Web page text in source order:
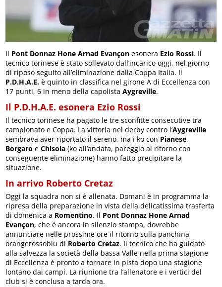
Il Pont Donnaz Hone Arnad Evançon esonera Ezio Rossi. Il
tecnico torinese è stato sollevato dall’incarico oggi, nel giorno
di riposo seguito all’eliminazione dalla Coppa Italia. Il
P.D.H.A.E. è quinto in classifica nel girone A di Eccellenza con
17 punti, 6 in meno della capolista Aygreville.
Il P.D.H.A.E. esonera Ezio Rossi
Il tecnico torinese ha pagato le tre sconfitte consecutive tra
campionato e Coppa. La vittoria nel derby contro l’Aygreville
sembrava aver riportato il sereno, ma i ko con Pianese,
Borgaro eChisola (ko all’andata, pareggio al ritorno con
conseguente eliminazione) hanno fatto precipitare la
situazione.
In arrivo Roberto Cretaz
Oggi la squadra non si è allenata. Domani è in programma la
ripresa della preparazione in vista della delicatissima trasferta
di domenica a Romentino. Il Pont Donnaz Hone Arnad
Evançon, che è ancora in silenzio stampa, dovrebbe
annunciare nelle prossime ore il ritorno sulla panchina
orangerossoblu di Roberto Cretaz. Il tecnico che ha guidato
alla salvezza la società della bassa Valle nella prima stagione
di Eccellenza è pronto a tornare in pista dopo una stagione
lontano dai campi. La riunione tra l’allenatore e i vertici del
club si è conclusa a tarda ora.